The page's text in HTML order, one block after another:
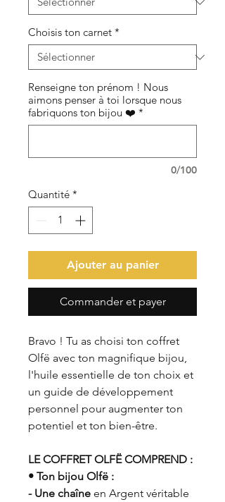
Choisis ton carnet *
Renseigne ton prénom ! Nous
aimons penser à toi lorsque nous
fabriquons ton bijou ❤️ *
0/100
Quantité *
Ajouter au panier
Commander et payer
Bravo ! Tu as choisi ton coffret
Olfë avec ton magnifique bijou,
l'huile essentielle de ton choix et
un guide de développement
personnel pour augmenter ton
potentiel et ton bien-être.
LE COFFRET OLFË COMPREND :
• Ton bijou Olfë :
- Une chaîne en Argent véritable